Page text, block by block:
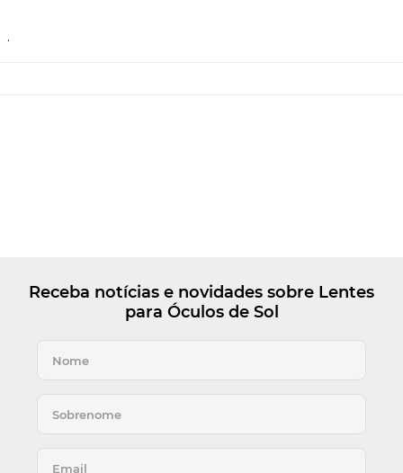
.
Receba notícias e novidades sobre Lentes
para Óculos de Sol